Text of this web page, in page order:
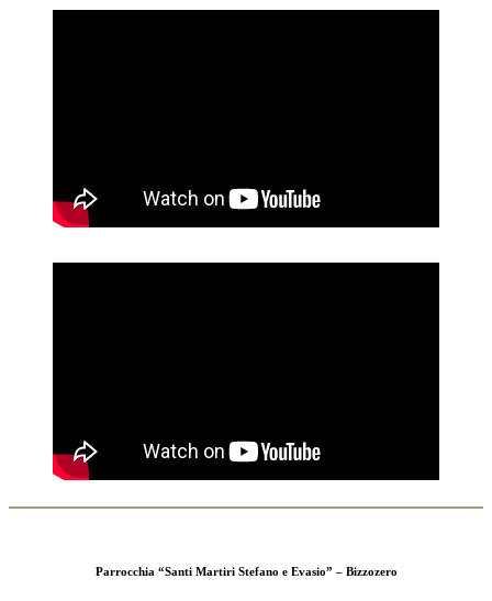
Parrocchia “Santi Martiri Stefano e Evasio” – Bizzozero